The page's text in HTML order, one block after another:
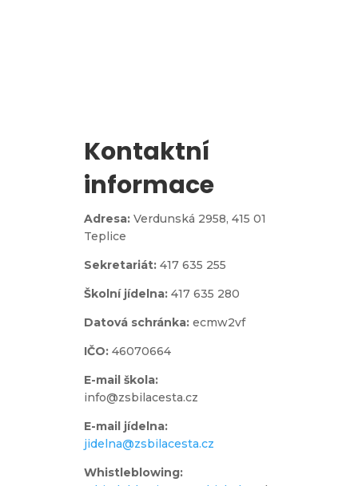
Kontaktní
informace
Adresa: Verdunská 2958, 415 01
Teplice
Sekretariát: 417 635 255
Školní jídelna: 417 635 280
Datová schránka: ecmw2vf
IČO: 46070664
E-mail škola:
info@zsbilacesta.cz
E-mail jídelna:
jidelna@zsbilacesta.cz
Whistleblowing: